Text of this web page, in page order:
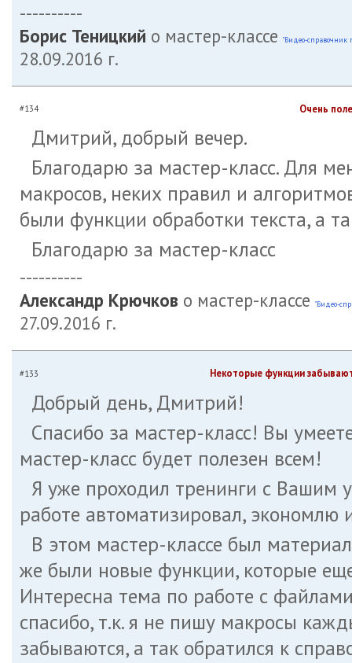
----------
Борис Теницкий о мастер-классе "Видео-справочник
28.09.2016 г.
#134 Очень
Дмитрий, добрый вечер.
Благодарю за мастер-класс. Для
макросов, неких правил и
были функции обработки текста, а
Благодарю за мастер-класс
----------
Александр Крючков о мастер-классе "Видео-
27.09.2016 г.
#133 Некоторые функции
Добрый день, Дмитрий!
Спасибо за мастер-класс! Вы
мастер-класс будет полезен всем!
Я уже проходил тренинги с Вашим
работе автоматизировал,
В этом мастер-классе был
же были новые функции, которые
Интересна тема по работе с
спасибо, т.к. я не пишу макросы
забываются, а так обратился к